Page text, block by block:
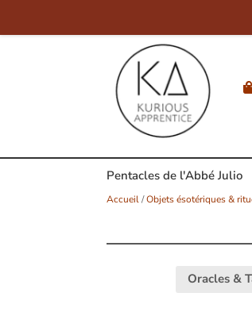
Pentacles de l'Abbé Julio
Accueil/Objets ésotériques &
Oracles &